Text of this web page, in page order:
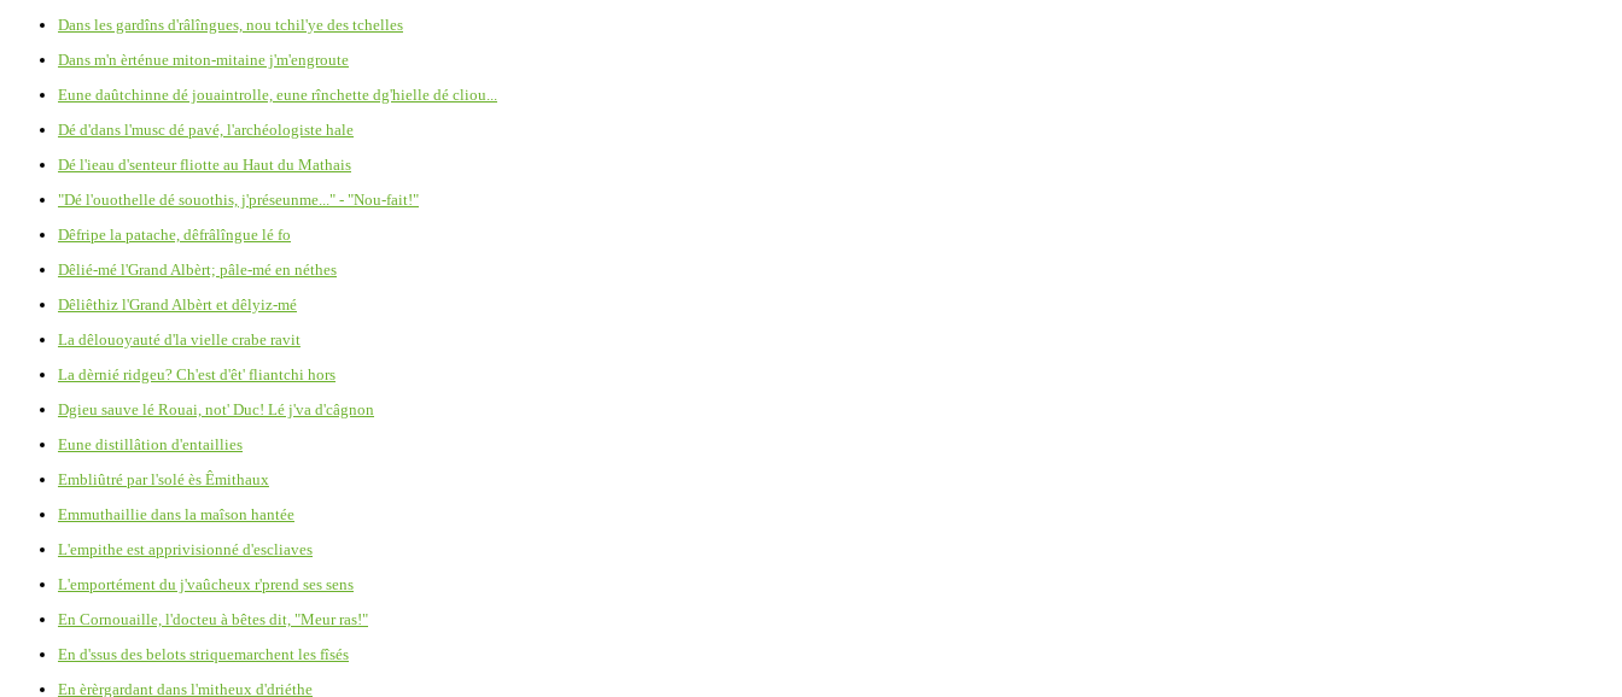
Dans les gardîns d'râlîngues, nou tchil'ye des tchelles
Dans m'n èrténue miton-mitaine j'm'engroute
Eune daûtchinne dé jouaintrolle, eune rînchette dg'hielle dé cliou...
Dé d'dans l'musc dé pavé, l'archéologiste hale
Dé l'ieau d'senteur fliotte au Haut du Mathais
"Dé l'ouothelle dé souothis, j'préseunme..." - "Nou-fait!"
Dêfripe la patache, dêfrâlîngue lé fo
Dêlié-mé l'Grand Albèrt; pâle-mé en néthes
Dêliêthiz l'Grand Albèrt et dêlyiz-mé
La dêlouoyauté d'la vielle crabe ravit
La dèrnié ridgeu? Ch'est d'êt' fliantchi hors
Dgieu sauve lé Rouai, not' Duc! Lé j'va d'câgnon
Eune distillâtion d'entaillies
Embliûtré par l'solé ès Êmithaux
Emmuthaillie dans la maîson hantée
L'empithe est apprivisionné d'escliaves
L'emportément du j'vaûcheux r'prend ses sens
En Cornouaille, l'docteu à bêtes dit, "Meur ras!"
En d'ssus des belots striquemarchent les fîsés
En èrèrgardant dans l'mitheux d'driéthe